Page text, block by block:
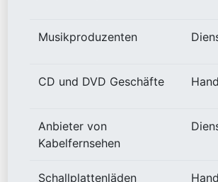
Musikproduzenten
CD und DVD Geschäfte
Anbieter von
Kabelfernsehen
Schallplattenläden